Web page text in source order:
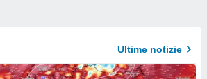
Ultime notizie